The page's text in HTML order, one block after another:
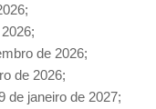
de 2026;
de 2026;
de janeiro de 2027;